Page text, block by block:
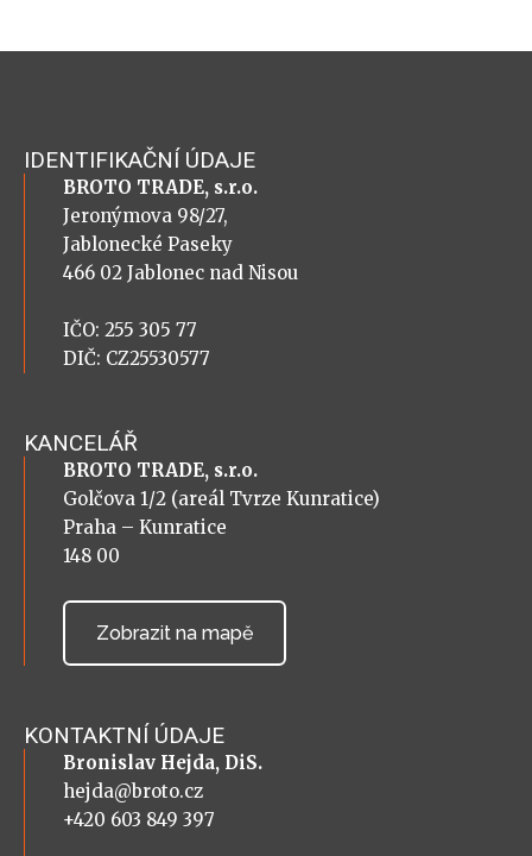
IDENTIFIKAČNÍ ÚDAJE
BROTO TRADE, s.r.o.
Jeronýmova 98/27,
Jablonecké Paseky
466 02 Jablonec nad Nisou
IČO: 255 305 77
DIČ: CZ25530577
KANCELÁŘ
BROTO TRADE, s.r.o.
Golčova 1/2 (areál Tvrze Kunratice)
Praha – Kunratice
148 00
Zobrazit na mapě
KONTAKTNÍ ÚDAJE
Bronislav Hejda, DiS.
hejda@broto.cz
+420 603 849 397